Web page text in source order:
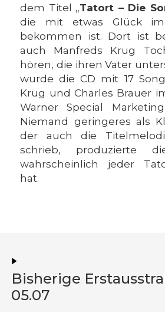
dem Titel „Tatort – Die
die mit etwas Glück
bekommen ist. Dort ist
auch Manfreds Krug
hören, die ihren Vater
wurde die CD mit 17
Krug und Charles Brauer
Warner Special
Niemand geringeres als
der auch die
schrieb, produzierte
wahrscheinlich jeder
hat.
Bisherige
05.07